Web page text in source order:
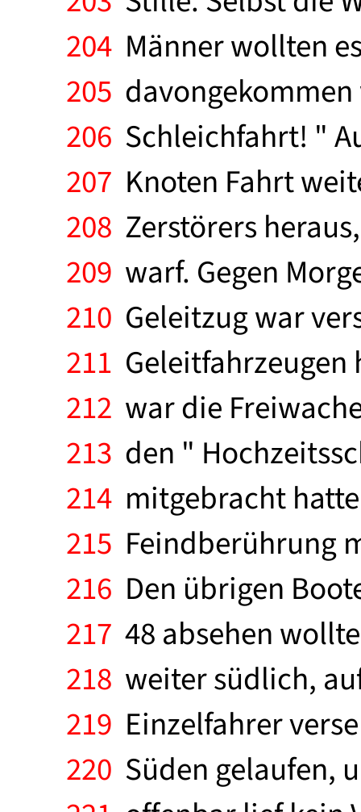
204 Männer wollten
205
206 Schleichfahrt! "
207 Knoten Fahrt
208 Zerstörers
209 warf. Gegen
210 Geleitzug war
211
212 war die
213 den "
214 mitgebracht
215 Feindberührung
216 Den übrigen
217 48 absehen
218 weiter südlich,
219 Einzelfahrer
220 Süden gelaufen,